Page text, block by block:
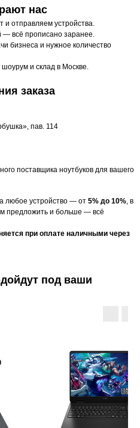
нас
отправляем устройства.
— всё прописано заранее.
бизнеса и нужное количество
и склад в Москве.
заказа
пав. 114
поставщика ноутбуков для вашего
любое устройство — от 5% до 10%, в
предложить и больше — всё
при оплате наличными через
под ваши